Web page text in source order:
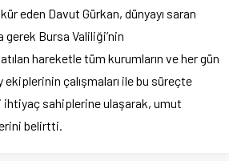
eden Davut Gürkan, dünyayı saran
gerek Bursa Valiliği’nin
hareketle tüm kurumların ve her gün
ekiplerinin çalışmaları ile bu süreçte
ihtiyaç sahiplerine ulaşarak, umut
belirtti.